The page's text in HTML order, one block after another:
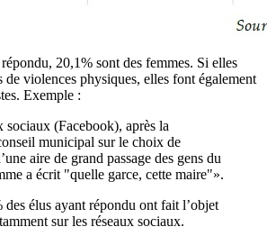
20,1% sont des femmes. Si elles
de violences physiques, elles font également
Exemple :
sociaux (Facebook), après la
municipal sur le choix de
aire de grand passage des gens du
a écrit "quelle garce, cette maire"».
des élus ayant répondu ont fait l’objet
sur les réseaux sociaux.